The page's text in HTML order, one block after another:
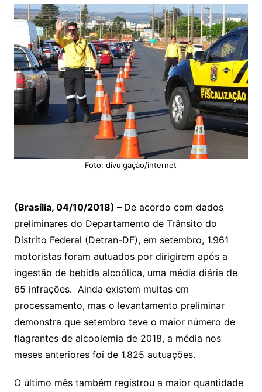
Foto: divulgação/internet
(Brasília, 04/10/2018) – De acordo com dados
preliminares do Departamento de Trânsito do
Distrito Federal (Detran-DF), em setembro, 1.961
motoristas foram autuados por dirigirem após a
ingestão de bebida alcoólica, uma média diária de
65 infrações. Ainda existem multas em
processamento, mas o levantamento preliminar
demonstra que setembro teve o maior número de
flagrantes de alcoolemia de 2018, a média nos
meses anteriores foi de 1.825 autuações.
O último mês também registrou a maior quantidade